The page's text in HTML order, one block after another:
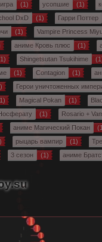
игра (1) усопшие (1)
DxD (1)
Гарри Поттер
(1)
Vampire Princess
аниме Кровь плюс (1)
Shingetsutan Tsukihime
(1) Contagion (1)
Герои уничтоженных
Magical Pokan (1)
(1)
Rosario +
аниме Магический Покан
рыцарь вампир (1)
3 сезон (1)
аниме